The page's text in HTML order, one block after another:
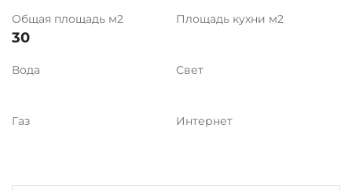
Общая площадь м2
30
Площадь кухни м2
Вода Свет
Газ Интернет